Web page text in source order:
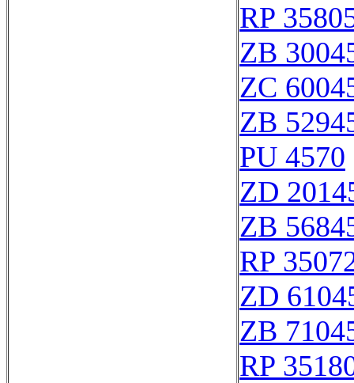
RP
ZB
ZC
ZB
PU 4570
ZD
ZB
RP
ZD
ZB
RP